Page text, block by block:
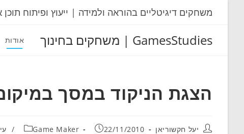
משחקים דיגיטליים בהוראה ולמידה | ייעוץ ופיתוח
GamesStudies | משחקים בחינוך אודות
הצגת הניקוד במסך
מחבר:
יעל חקשוריאן פורסם:
22/11/2010 קטגוריה:
Game Maker
/